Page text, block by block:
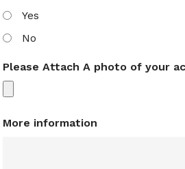
Yes
No
Please Attach A photo of your
More information